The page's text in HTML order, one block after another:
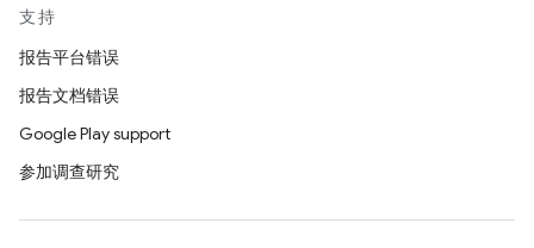
支持
报告平台错误
报告文档错误
Google Play support
参加调查研究